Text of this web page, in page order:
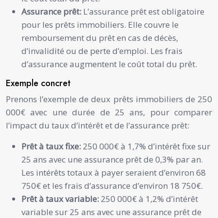
Assurance prêt: L’assurance prêt est obligatoire
pour les prêts immobiliers. Elle couvre le
remboursement du prêt en cas de décès,
d’invalidité ou de perte d’emploi. Les frais
d’assurance augmentent le coût total du prêt.
Exemple concret
Prenons l’exemple de deux prêts immobiliers de 250
000€ avec une durée de 25 ans, pour comparer
l’impact du taux d’intérêt et de l’assurance prêt:
Prêt à taux fixe: 250 000€ à 1,7% d’intérêt fixe sur
25 ans avec une assurance prêt de 0,3% par an.
Les intérêts totaux à payer seraient d’environ 68
750€ et les frais d’assurance d’environ 18 750€.
Prêt à taux variable: 250 000€ à 1,2% d’intérêt
variable sur 25 ans avec une assurance prêt de